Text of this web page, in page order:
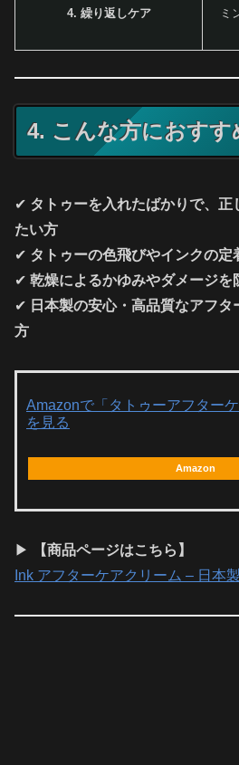
4. 繰り返しケア
ミ
4. こんな方におすす
✔ タトゥーを入れたばかりで、正
たい方
✔ タトゥーの色飛びやインクの定
✔ 乾燥によるかゆみやダメージを
✔ 日本製の安心・高品質なアフ
方
Amazonで「タトゥーアフター
を見る
Amazon
▶
【商品ページはこちら】
Ink アフターケアクリーム – 日本